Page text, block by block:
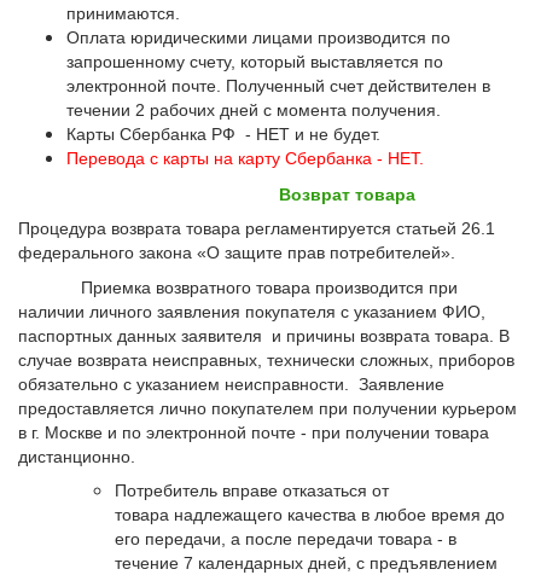
принимаются.
Оплата юридическими лицами производится по
запрошенному счету, который выставляется по
электронной почте. Полученный счет действителен в
течении 2 рабочих дней с момента получения.
Карты Сбербанка РФ - НЕТ и не будет.
Перевода с карты на карту Сбербанка - НЕТ.
Возврат товара
Процедура возврата товара регламентируется статьей 26.1
федерального закона «О защите прав потребителей».
Приемка возвратного товара производится при
наличии личного заявления покупателя с указанием ФИО,
паспортных данных заявителя и причины возврата товара. В
случае возврата неисправных, технически сложных, приборов
обязательно с указанием неисправности. Заявление
предоставляется лично покупателем при получении курьером
в г. Москве и по электронной почте - при получении товара
дистанционно.
Потребитель вправе отказаться от
товара надлежащего качества в любое время до
его передачи, а после передачи товара - в
течение 7 календарных дней, с предъявлением